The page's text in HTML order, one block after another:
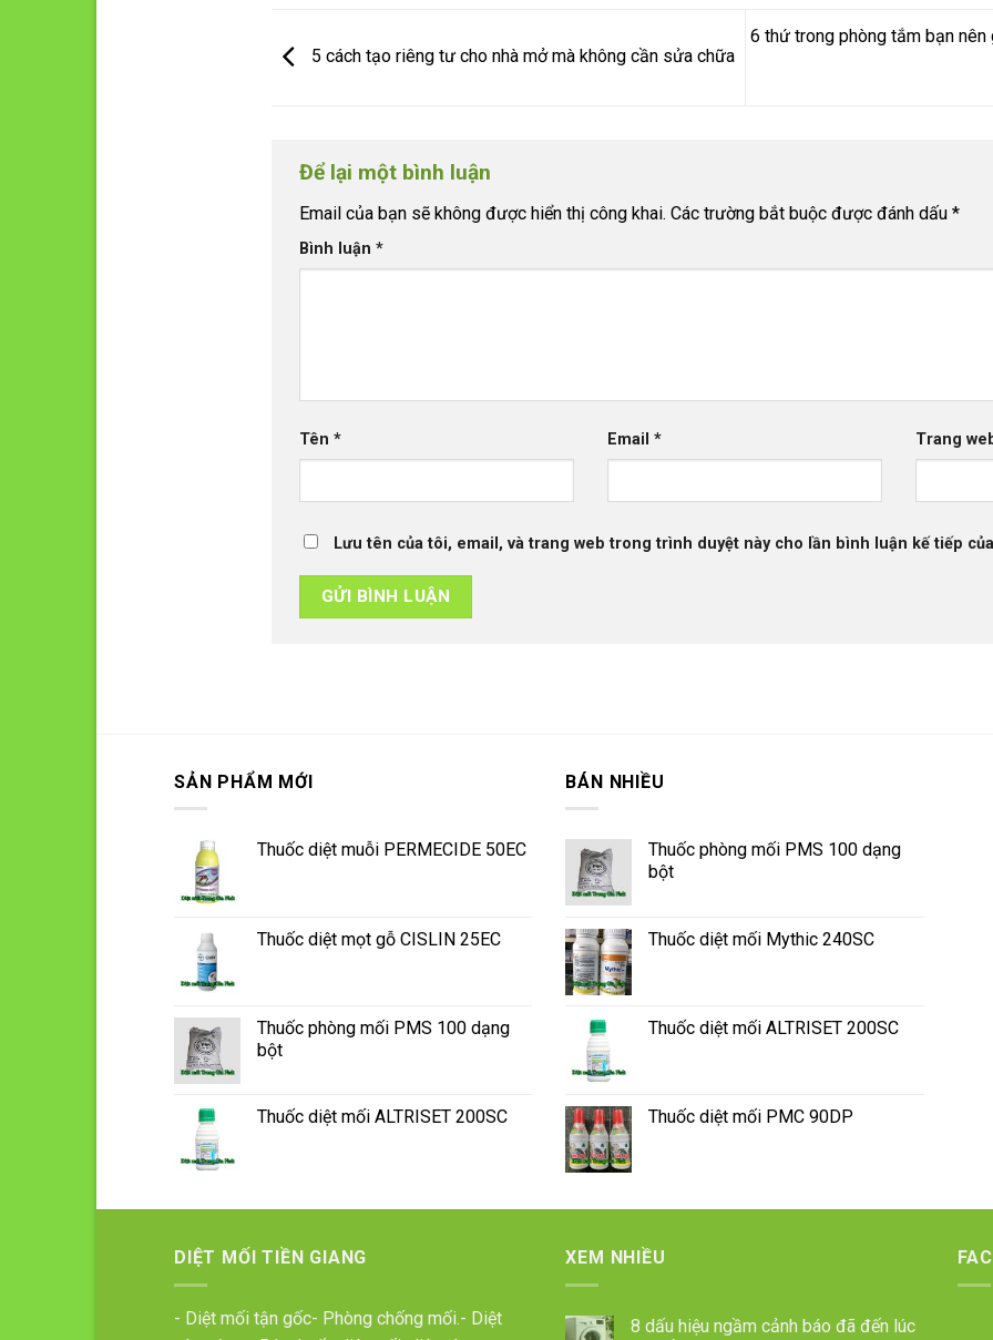
5 cách tạo riêng tư cho nhà mở mà không cần sửa chữa
6 thứ trong phòng tắm bạn
Để lại một bình luận
Email của bạn sẽ không được hiển thị công khai. Các trường bắt buộc được đánh dấu*
Bình luận*
Tên* Email* Trang
Lưu tên của tôi, email, và trang web trong trình duyệt này cho lần bình luận kế tiếp
SẢN PHẨM MỚI
Thuốc diệt muỗi PERMECIDE 50EC
Thuốc diệt mọt gỗ CISLIN 25EC
Thuốc phòng mối PMS 100 dạng
bột
Thuốc diệt mối ALTRISET 200SC
BÁN NHIỀU
Thuốc phòng mối PMS 100 dạng
bột
Thuốc diệt mối Mythic 240SC
Thuốc diệt mối ALTRISET 200SC
Thuốc diệt mối PMC 90DP
DIỆT MỐI TIỀN GIANG
- Diệt mối tận gốc- Phòng chống mối.- Diệt
XEM NHIỀU
8 dấu hiệu ngầm cảnh báo đã đến lúc